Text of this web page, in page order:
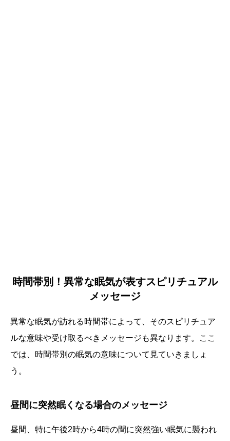
時間帯別！異常な眠気が表すスピリチュアル
メッセージ
異常な眠気が訪れる時間帯によって、そのスピリチュア
ルな意味や受け取るべきメッセージも異なります。ここ
では、時間帯別の眠気の意味について見ていきましょ
う。
昼間に突然眠くなる場合のメッセージ
昼間、特に午後2時から4時の間に突然強い眠気に襲われ